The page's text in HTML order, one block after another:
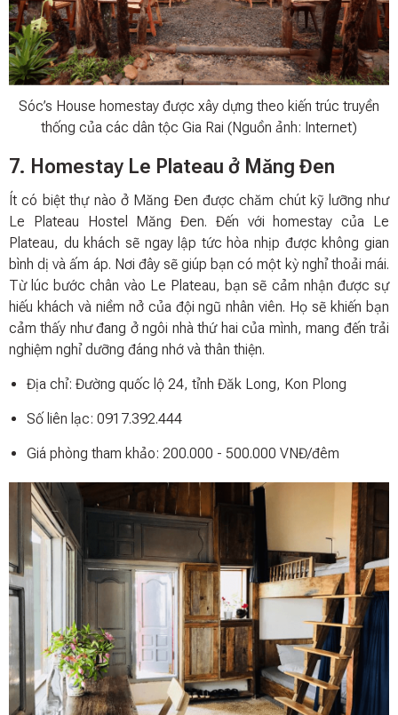
Sóc’s House homestay được xây dựng theo kiến trúc truyền
thống của các dân tộc Gia Rai (Nguồn ảnh: Internet)
7. Homestay Le Plateau ở Măng Đen
Ít có biệt thự nào ở Măng Đen được chăm chút kỹ lưỡng như
Le Plateau Hostel Măng Đen. Đến với homestay của Le
Plateau, du khách sẽ ngay lập tức hòa nhịp được không gian
bình dị và ấm áp. Nơi đây sẽ giúp bạn có một kỳ nghỉ thoải mái.
Từ lúc bước chân vào Le Plateau, bạn sẽ cảm nhận được sự
hiếu khách và niềm nở của đội ngũ nhân viên. Họ sẽ khiến bạn
cảm thấy như đang ở ngôi nhà thứ hai của mình, mang đến trải
nghiệm nghỉ dưỡng đáng nhớ và thân thiện.
Địa chỉ: Đường quốc lộ 24, tỉnh Đăk Long, Kon Plong
Số liên lạc: 0917.392.444
Giá phòng tham khảo: 200.000 - 500.000 VNĐ/đêm